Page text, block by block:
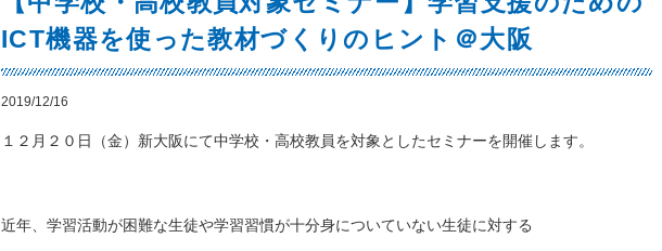
ICT機器を使った教材づくりのヒント＠大阪
2019/12/16
１２月２０日（金）新大阪にて中学校・高校教員を対象としたセミナーを開催します。
近年、学習活動が困難な生徒や学習習慣が十分身についていない生徒に対する